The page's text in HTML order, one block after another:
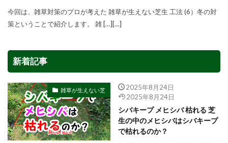
今回は、雑草対策のプロが考えた 雑草が生えない芝生 工法 (6）冬の対
策ということで紹介します。 雑 […][…]
新着記事
雑草が生えない芝
2025年8月24日
2025年8月24日
シバキープ メヒシバ 枯れる 芝
生の中のメヒシバはシバキープ
で枯れるのか？